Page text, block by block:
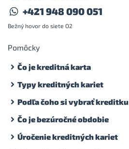
+421 948 090 051
Bežný hovor do siete O2
Pomôcky
Čo je kreditná karta
Typy kreditných kariet
Podľa čoho si vybrať kreditku
Čo je bezúročné obdobie
Úročenie kreditných kariet